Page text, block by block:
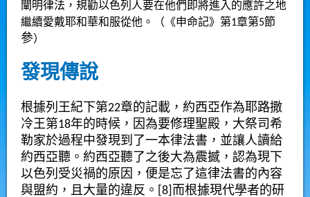
闡明律法，規勸以色列人要在他們即將進入的應許之地
繼續愛戴耶和華和服從他。（《申命記》第1章第5節
參）
發現傳說
根據列王紀 下第22章的記載， 約西亞作為耶路撒
冷王第18年的時候，因為要修理聖殿，大祭司希
勒家於過程中發現到了一本律法書，並讓人讀給
約西亞聽。約西亞聽了之後大為震撼，認為現下
以色列受災禍的原因，便是忘了這律法書的內容
與盟約，且大量的違反。
8 而根據現代學者的研